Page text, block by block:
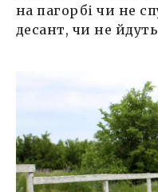
на пагорбі чи не
десант, чи не